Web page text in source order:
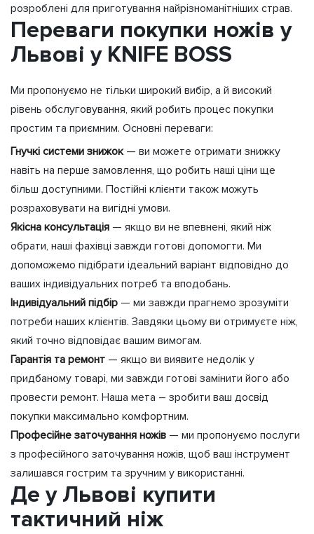
розроблені для приготування найрізноманітніших страв.
Переваги покупки ножів у
Львові у KNIFE BOSS
Ми пропонуємо не тільки широкий вибір, а й високий
рівень обслуговування, який робить процес покупки
простим та приємним. Основні переваги:
Гнучкі системи знижок— ви можете отримати знижку
навіть на перше замовлення, що робить наші ціни ще
більш доступними. Постійні клієнти також можуть
розраховувати на вигідні умови.
Якісна консультація — якщо ви не впевнені, який ніж
обрати, наші фахівці завжди готові допомогти. Ми
допоможемо підібрати ідеальний варіант відповідно до
ваших індивідуальних потреб та вподобань.
Індивідуальний підбір — ми завжди прагнемо зрозуміти
потреби наших клієнтів. Завдяки цьому ви отримуєте ніж,
який точно відповідає вашим вимогам.
Гарантія та ремонт — якщо ви виявите недолік у
придбаному товарі, ми завжди готові замінити його або
провести ремонт. Наша мета – зробити ваш досвід
покупки максимально комфортним.
Професійне заточування ножів — ми пропонуємо послуги
з професійного заточування ножів, щоб ваш інструмент
залишався гострим та зручним у використанні.
Де у Львові купити
тактичний ніж